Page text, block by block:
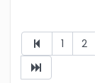
1 2